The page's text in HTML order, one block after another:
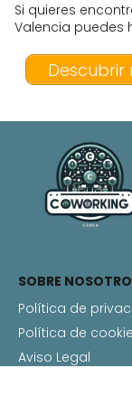
Si quieres
Valencia puedes
SOBRE
Política de
Política de
Aviso Legal